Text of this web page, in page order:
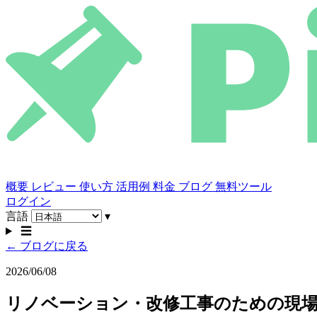
概要 レビュー 使い方 活用例 料金 ブログ 無料ツール
ログイン
言語
▾
☰
← ブログに戻る
2026/06/08
リノベーション・改修工事のための現